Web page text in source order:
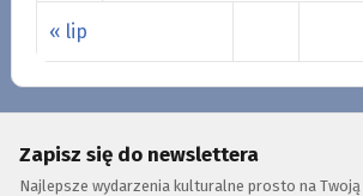
« lip
Zapisz się do newslettera
Najlepsze wydarzenia kulturalne prosto na Twoją